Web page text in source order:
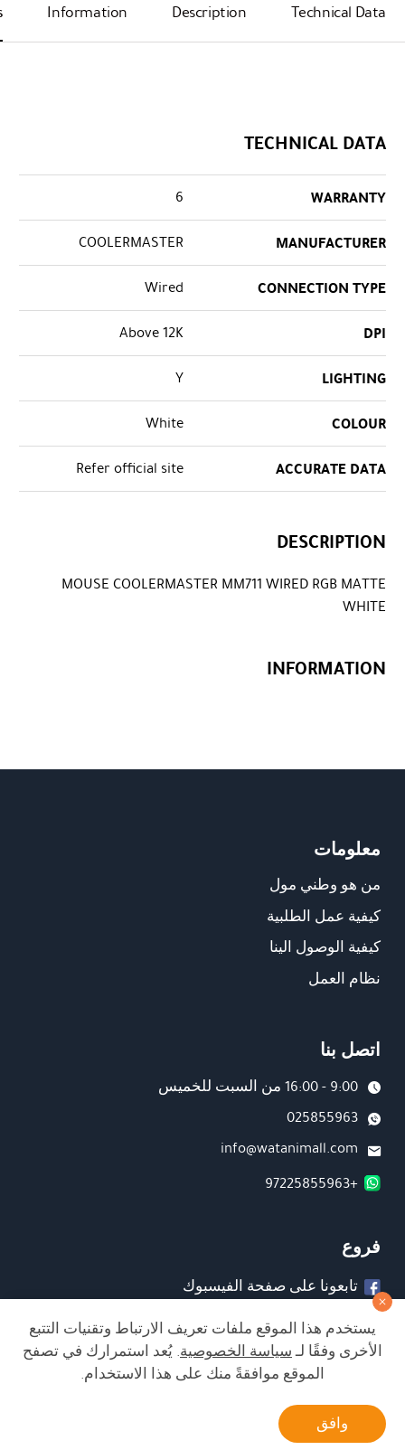
Technical Data
Description
Information
TECHNICAL DATA
WARRANTY
6
MANUFACTURER
COOLERMASTER
CONNECTION TYPE
Wired
DPI
Above 12K
LIGHTING
Y
COLOUR
White
ACCURATE DATA
Refer official site
DESCRIPTION
MOUSE COOLERMASTER MM711 WIRED RGB MATTE
WHITE
INFORMATION
معلومات
من هو وطني مول
كيفية عمل الطلبية
كيفية الوصول الينا
نظام العمل
اتصل بنا
9:00 - 16:00 من السبت للخميس
025855963
info@watanimall.com
+97225855963
فروع
تابعونا على صفحة الفيسبوك
الشراء من الموقع آمن ويلبي أعلى معايير الأمان
Developed by Matat Technologies ltd
يستخدم هذا الموقع ملفات تعريف الارتباط وتقنيات التتبع
الأخرى وفقًا لـسياسة الخصوصية. يُعد استمرارك في تصفح
الموقع موافقةً منك على هذا الاستخدام.
وافق